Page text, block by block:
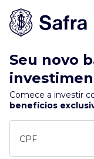
Seu novo
Comece a investir
benefícios
CPF